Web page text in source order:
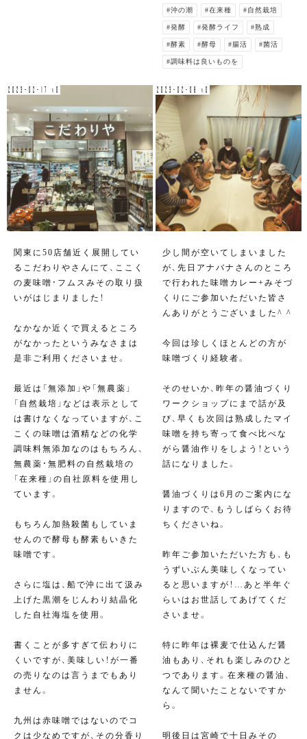
#沖の潮 #在来種 #自然栽培
#発酵 #発酵ライフ #熟成
#酵素 #酵母 #腸活 #菌活
#調味料は良いものを
2023-02-17 v0
関東に50店舗近く展開してい
るこだわりやさんにて、ここく
の麦味噌・フムスみその取り扱
いがはじまりました！
なかなか近くで買えるところ
がなかったというみなさまは
是非ご利用くださいませ。
最近は「無添加」や「無農薬」
「自然栽培」などは表示として
は書けなくなっていますが、こ
こくの味噌は酒精などの化学
調味料無添加なのはもちろん、
無農薬・無肥料の自然栽培の
「在来種」の自社原料を使用し
ています。
もちろん加熱殺菌もしていま
せんので酵母も酵素もいきた
味噌です。
さらに塩は、船で沖に出て汲み
上げた黒潮をじんわり結晶化
した自社海塩を使用。
書くことが多すぎて伝わりに
くいですが、美味しい！が一番
の売りなのは言うまでもあり
ません。
九州は赤味噌ではないのでコ
クは少なめですが、その分香り
2023-02-08 v0
少し間が空いてしまいました
が、先日アナバナさんのところ
で行われた味噌カレー+みそづ
くりにご参加いただいた皆さ
んありがとうございました^ ^
今回は珍しくほとんどの方が
味噌づくり経験者。
そのせいか、昨年の醤油づくり
ワークショップにまで話が及
び、早くも次回は熟成したマイ
味噌を持ち寄って食べ比べな
がら醤油作りをしよう！という
話になりました。
醤油づくりは6月のご案内にな
りますので、もうしばらくお待
ちくださいね。
昨年ご参加いただいた方も、も
うずいぶん美味しくなってい
ると思いますが！…あと半年ぐ
らいはお世話してあげてくだ
さいませ。
特に昨年は裸麦で仕込んだ醤
油もあり、それも楽しみのひと
つであります。在来種の醤油、
なんて聞いたことないですか
ら。
明後日は宮崎で十日みその